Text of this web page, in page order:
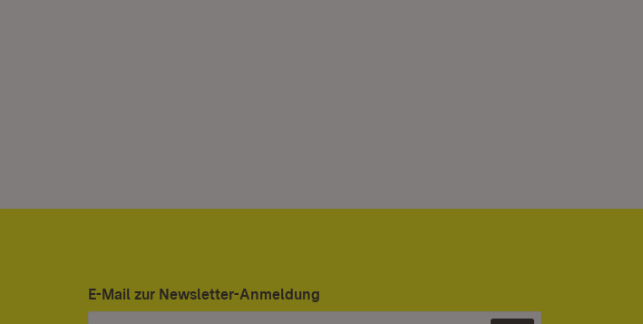
E-Mail zur Newsletter-Anmeldung